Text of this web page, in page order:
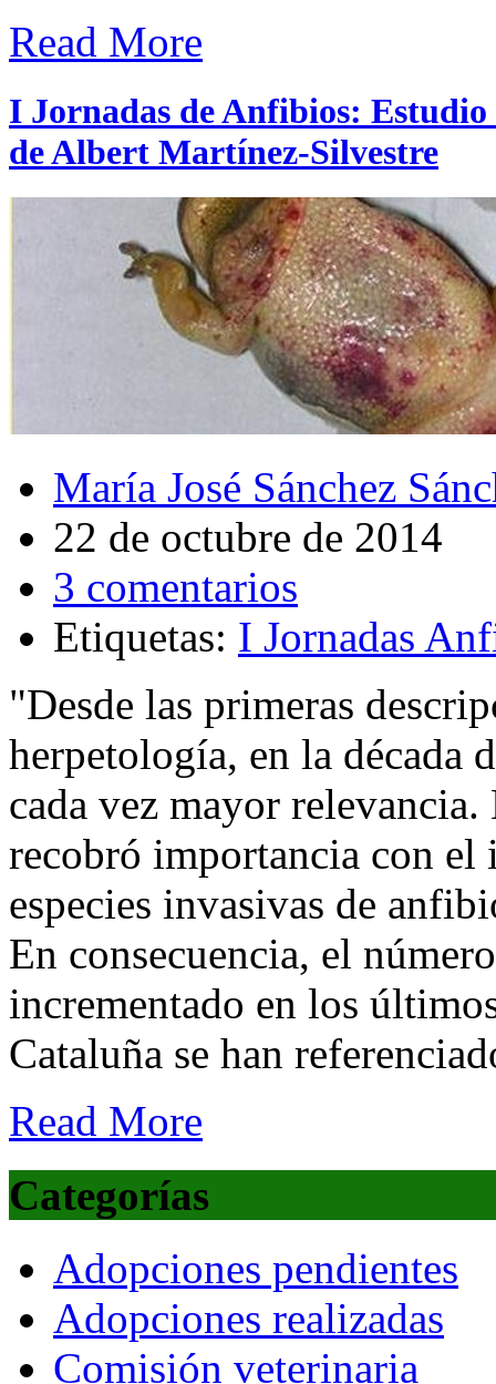
Read More
I Jornadas de Anfibios:
de Albert Martínez-Silvestre
María José Sánchez
22 de octubre de 2014
3 comentarios
Etiquetas: I Jornadas
"Desde las primeras
herpetología, en la década
cada vez mayor
recobró importancia con el
especies invasivas de
En consecuencia, el
incrementado en los
Cataluña se han
Read More
Categorías
Adopciones pendientes
Adopciones realizadas
Comisión veterinaria